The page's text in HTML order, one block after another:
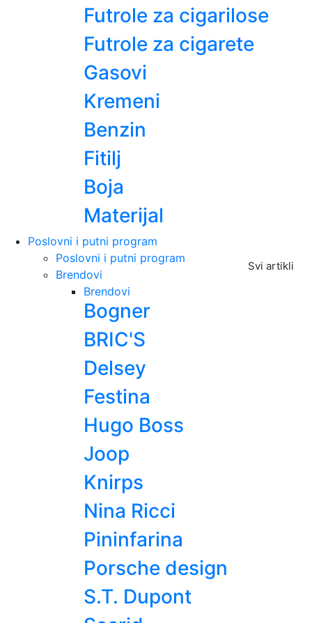
Futrole za cigarilose
Futrole za cigarete
Gasovi
Kremeni
Benzin
Fitilj
Boja
Materijal
Poslovni i putni program
Svi artikli
Poslovni i putni program
Brendovi
Brendovi
Bogner
BRIC'S
Delsey
Festina
Hugo Boss
Joop
Knirps
Nina Ricci
Pininfarina
Porsche design
S.T. Dupont